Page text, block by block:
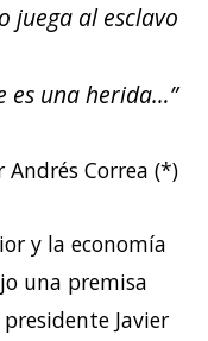
juega al esclavo
es una herida…”
Andrés Correa (*)
y la economía
una premisa
Javier